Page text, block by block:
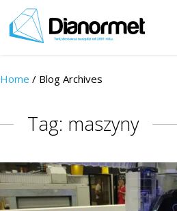
Home / Blog Archives
Tag: maszyny